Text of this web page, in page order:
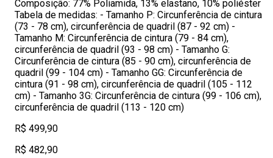
Composição: 77% Poliamida, 13% elastano, 10% poliéster
Tabela de medidas: - Tamanho P: Circunferência de cintura
(73 - 78 cm), circunferência de quadril (87 - 92 cm) -
Tamanho M: Circunferência de cintura (79 - 84 cm),
circunferência de quadril (93 - 98 cm) - Tamanho G:
Circunferência de cintura (85 - 90 cm), circunferência de
quadril (99 - 104 cm) - Tamanho GG: Circunferência de
cintura (91 - 98 cm), circunferência de quadril (105 - 112
cm) - Tamanho 3G: Circunferência de cintura (99 - 106 cm),
circunferência de quadril (113 - 120 cm)
R$ 499,90
R$ 482,90